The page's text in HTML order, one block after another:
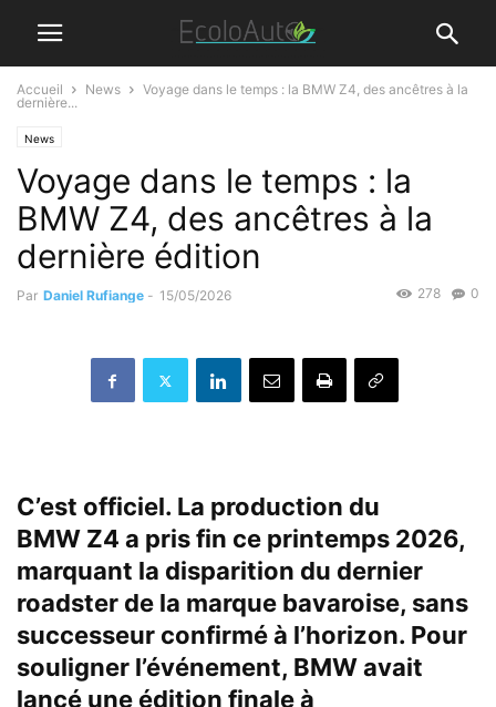
Accueil News
Voyage dans le temps : la BMW Z4, des ancêtres à la
dernière...
News
Voyage dans le temps : la
BMW Z4, des ancêtres à la
dernière édition
Par Daniel Rufiange - 15/05/2026 0
278
C’est officiel. La production du
BMW Z4 a pris fin ce printemps 2026,
marquant la disparition du dernier
roadster de la marque bavaroise, sans
successeur confirmé à l’horizon. Pour
souligner l’événement, BMW avait
lancé une édition finale à